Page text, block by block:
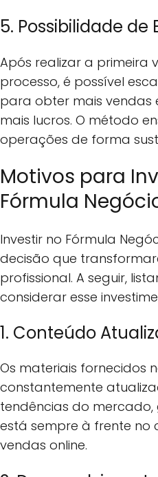
5. Possibilidade
Após realizar a primeira
processo, é possível
para obter mais vendas
mais lucros. O método
operações de forma
Motivos para
Fórmula
Investir no Fórmula
decisão que
profissional. A seguir,
considerar esse
1. Conteúdo
Os materiais fornecidos
constantemente
tendências do
está sempre à frente no
vendas online.